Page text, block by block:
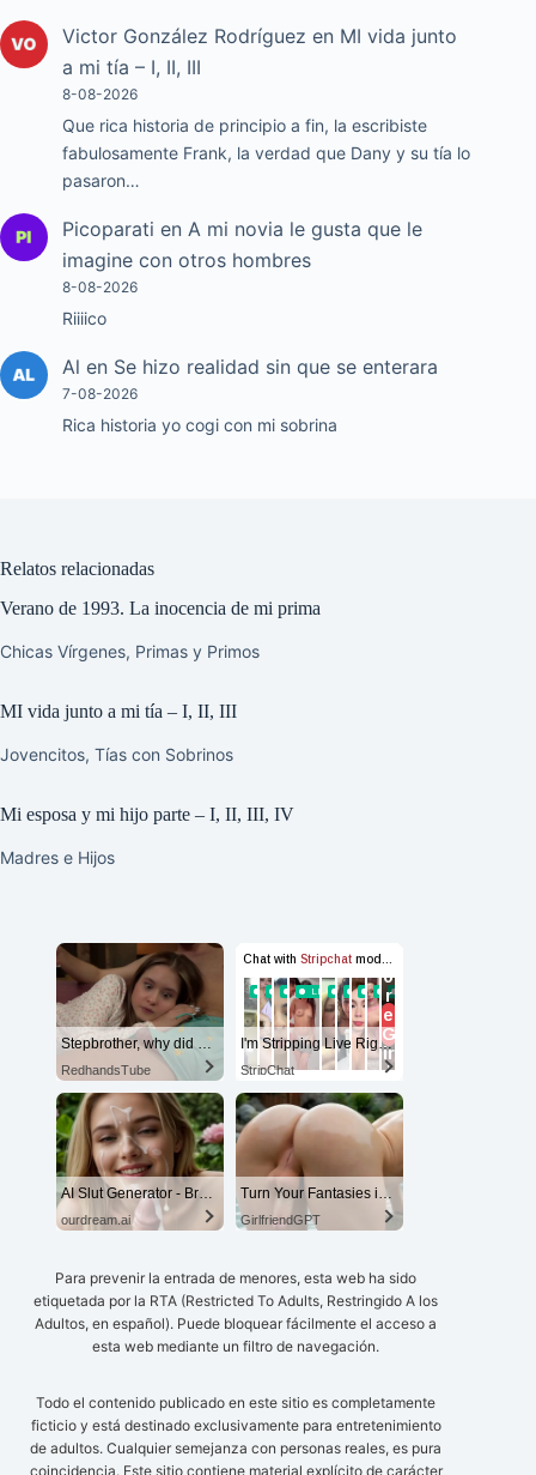
Victor González Rodríguez en MI vida junto
a mi tía – I, II, III
8-08-2026
Que rica historia de principio a fin, la escribiste
fabulosamente Frank, la verdad que Dany y su tía lo
pasaron…
Picoparati en A mi novia le gusta que le
imagine con otros hombres
8-08-2026
Riiiico
Al en Se hizo realidad sin que se enterara
7-08-2026
Rica historia yo cogi con mi sobrina
Relatos relacionadas
Verano de 1993. La inocencia de mi prima
Chicas Vírgenes, Primas y Primos
MI vida junto a mi tía – I, II, III
Jovencitos, Tías con Sobrinos
Mi esposa y mi hijo parte – I, II, III, IV
Madres e Hijos
Stepbrother, why did you show me your dick? Now I want to fuck you with my wet pussy
RedhandsTube
I'm Stripping Live Right Now
StripChat
AI Slut Generator - Bring your Fantasies to life 🔥
ourdream.ai
Turn Your Fantasies into Reality
GirlfriendGPT
Para prevenir la entrada de menores, esta web ha sido
etiquetada por la RTA (Restricted To Adults, Restringido A los
Adultos, en español). Puede bloquear fácilmente el acceso a
esta web mediante un filtro de navegación.
Todo el contenido publicado en este sitio es completamente
ficticio y está destinado exclusivamente para entretenimiento
de adultos. Cualquier semejanza con personas reales, es pura
coincidencia. Este sitio contiene material explícito de carácter